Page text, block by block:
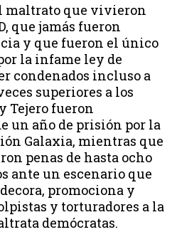
maltrato que vivieron
que jamás fueron
y que fueron el único
la infame ley de
condenados incluso a
superiores a los
Tejero fueron
un año de prisión por la
Galaxia, mientras que
penas de hasta ocho
ante un escenario que
promociona y
y torturadores a la
demócratas.